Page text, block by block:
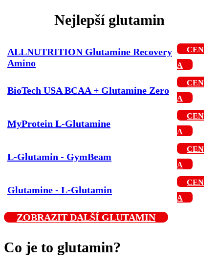
Nejlepší glutamin
ALLNUTRITION Glutamine Recovery
Amino
CEN
A
BioTech USA BCAA + Glutamine Zero
CEN
A
MyProtein L-Glutamine
CEN
A
L-Glutamin - GymBeam
CEN
A
Glutamine - L-Glutamin
CEN
A
ZOBRAZIT DALŠÍ GLUTAMIN
Co je to glutamin?